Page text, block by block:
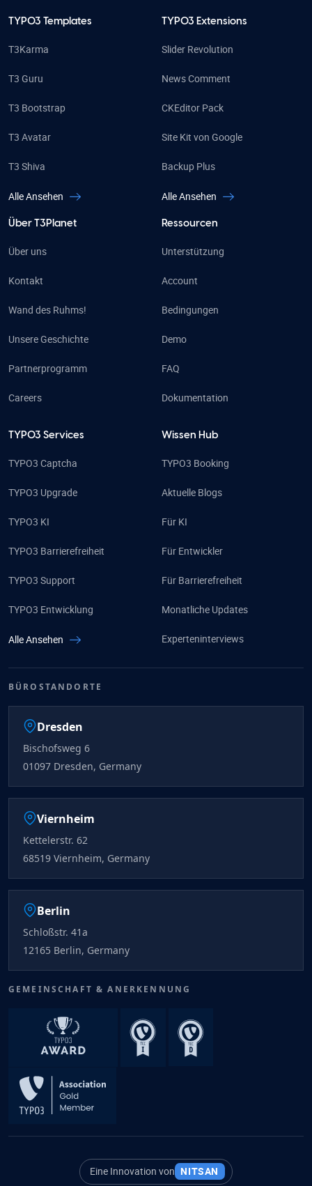
TYPO3 Templates
T3Karma
T3 Guru
T3 Bootstrap
T3 Avatar
T3 Shiva
Alle Ansehen
TYPO3 Extensions
Slider Revolution
News Comment
CKEditor Pack
Site Kit von Google
Backup Plus
Alle Ansehen
Über T3Planet
Über uns
Kontakt
Wand des Ruhms!
Unsere Geschichte
Partnerprogramm
Careers
Ressourcen
Unterstützung
Account
Bedingungen
Demo
FAQ
Dokumentation
TYPO3 Services
TYPO3 Captcha
TYPO3 Upgrade
TYPO3 KI
TYPO3 Barrierefreiheit
TYPO3 Support
TYPO3 Entwicklung
Alle Ansehen
Wissen Hub
TYPO3 Booking
Aktuelle Blogs
Für KI
Für Entwickler
Für Barrierefreiheit
Monatliche Updates
Experteninterviews
BÜROSTANDORTE
Dresden
Bischofsweg 6
01097 Dresden, Germany
Viernheim
Kettelerstr. 62
68519 Viernheim, Germany
Berlin
Schloßstr. 41a
12165 Berlin, Germany
GEMEINSCHAFT & ANERKENNUNG
Eine Innovation von NITSAN